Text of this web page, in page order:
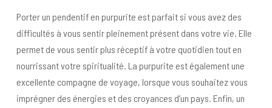
Porter un pendentif en purpurite est parfait si vous avez des
difficultés à vous sentir pleinement présent dans votre vie. Elle
permet de vous sentir plus réceptif à votre quotidien tout en
nourrissant votre spiritualité. La purpurite est également une
excellente compagne de voyage, lorsque vous souhaitez vous
imprégner des énergies et des croyances d’un pays. Enfin, un